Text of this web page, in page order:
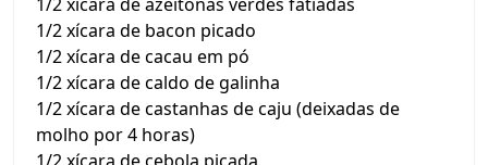
1/2 xícara de bacon picado
1/2 xícara de cacau em pó
1/2 xícara de caldo de galinha
1/2 xícara de castanhas de caju (deixadas de
molho por 4 horas)